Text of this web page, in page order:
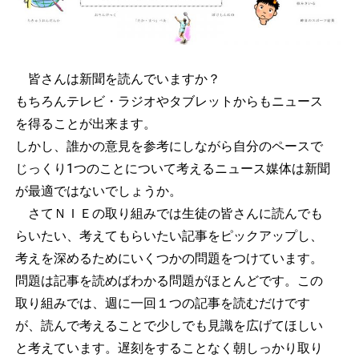
皆さんは新聞を読んでいますか？
もちろんテレビ・ラジオやタブレットからもニュース
を得ることが出来ます。
しかし、誰かの意見を参考にしながら自分のペースで
じっくり1つのことについて考えるニュース媒体は新聞
が最適ではないでしょうか。
さてＮＩＥの取り組みでは生徒の皆さんに読んでも
らいたい、考えてもらいたい記事をピックアップし、
考えを深めるためにいくつかの問題をつけています。
問題は記事を読めばわかる問題がほとんどです。この
取り組みでは、週に一回１つの記事を読むだけです
が、読んで考えることで少しでも見識を広げてほしい
と考えています。遅刻をすることなく朝しっかり取り